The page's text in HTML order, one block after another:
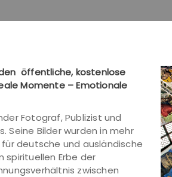
öffentliche, kostenlose
Momente – Emotionale
Fotograf, Publizist und
Seine Bilder wurden in mehr
deutsche und ausländische
Erbe der
zwischen